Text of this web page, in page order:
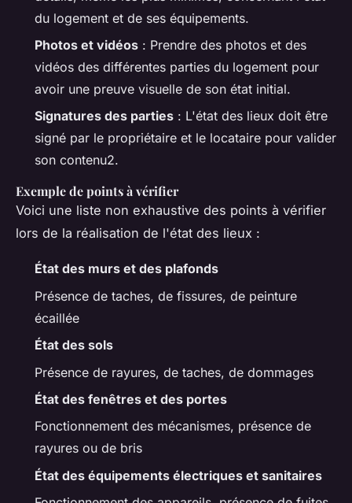
du logement et de ses équipements.
Photos et vidéos : Prendre des photos et des
vidéos des différentes parties du logement pour
avoir une preuve visuelle de son état initial.
Signatures des parties : L'état des lieux doit être
signé par le propriétaire et le locataire pour valider
son contenu2.
Exemple de points à vérifier
Voici une liste non exhaustive des points à vérifier
lors de la réalisation de l'état des lieux :
État des murs et des plafonds
Présence de taches, de fissures, de peinture
écaillée
État des sols
Présence de rayures, de taches, de dommages
État des fenêtres et des portes
Fonctionnement des mécanismes, présence de
rayures ou de bris
État des équipements électriques et sanitaires